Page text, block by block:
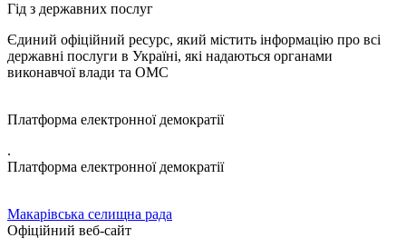
Гід з державних послуг
Єдиний офіційний ресурс, який містить інформацію про всі
державні послуги в Україні, які надаються органами
виконавчої влади та ОМС
Платформа електронної демократії
.
Платформа електронної демократії
Макарівська селищна рада
Офіційний веб-сайт